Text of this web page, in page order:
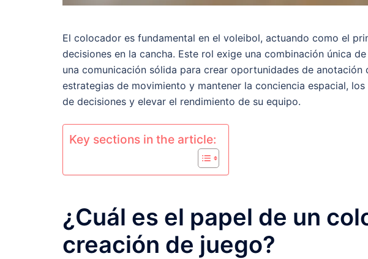
El colocador es fundamental en el voleibol, actuando como el
decisiones en la cancha. Este rol exige una combinación única
una comunicación sólida para crear oportunidades de anotación
estrategias de movimiento y mantener la conciencia espacial,
de decisiones y elevar el rendimiento de su equipo.
Key sections in the article:
¿Cuál es el papel de un
creación de juego?